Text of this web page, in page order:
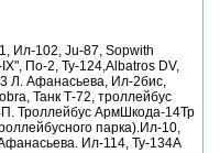
Ил-102, Ju-87, Sopwith
По-2, Ту-124,Albatros DV,
Л. Афанасьева, Ил-2бис,
Танк Т-72, троллейбус
Троллейбус АрмШкода-14Тр
парка).Ил-10,
Ил-114, Ту-134А